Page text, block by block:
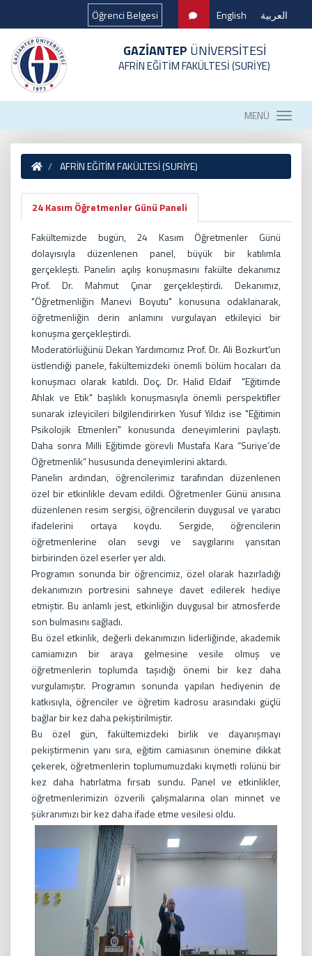
Öğrenci Belgesi English العربية
GAZİANTEP ÜNİVERSİTESİ
AFRİN EĞİTİM FAKÜLTESİ (SURİYE)
MENÜ
AFRİN EĞİTİM FAKÜLTESİ (SURİYE)
24 Kasım Öğretmenler Günü Paneli
Fakültemizde bugün, 24 Kasım Öğretmenler Günü
dolayısıyla düzenlenen panel, büyük bir katılımla
gerçekleşti. Panelin açılış konuşmasını fakülte dekanımız
Prof. Dr. Mahmut Çınar gerçekleştirdi. Dekanımız,
"Öğretmenliğin Manevi Boyutu" konusuna odaklanarak,
öğretmenliğin derin anlamını vurgulayan etkileyici bir
konuşma gerçekleştirdi.
Moderatörlüğünü Dekan Yardımcımız Prof. Dr. Ali Bozkurt'un
üstlendiği panele, fakültemizdeki önemli bölüm hocaları da
konuşmacı olarak katıldı. Doç. Dr. Halid Eldaif "Eğitimde
Ahlak ve Etik" başlıklı konuşmasıyla önemli perspektifler
sunarak izleyicileri bilgilendirirken Yusuf Yıldız ise "Eğitimin
Psikolojik Etmenleri" konusunda deneyimlerini paylaştı.
Daha sonra Milli Eğitimde görevli Mustafa Kara “Suriye’de
Öğretmenlik” hususunda deneyimlerini aktardı.
Panelin ardından, öğrencilerimiz tarafından düzenlenen
özel bir etkinlikle devam edildi. Öğretmenler Günü anısına
düzenlenen resim sergisi, öğrencilerin duygusal ve yaratıcı
ifadelerini ortaya koydu. Sergide, öğrencilerin
öğretmenlerine olan sevgi ve saygılarını yansıtan
birbirinden özel eserler yer aldı.
Programın sonunda bir öğrencimiz, özel olarak hazırladığı
dekanımızın portresini sahneye davet edilerek hediye
etmiştir. Bu anlamlı jest, etkinliğin duygusal bir atmosferde
son bulmasını sağladı.
Bu özel etkinlik, değerli dekanımızın liderliğinde, akademik
camiamızın bir araya gelmesine vesile olmuş ve
öğretmenlerin toplumda taşıdığı önemi bir kez daha
vurgulamıştır. Programın sonunda yapılan hediyenin de
katkısıyla, öğrenciler ve öğretim kadrosu arasındaki güçlü
bağlar bir kez daha pekiştirilmiştir.
Bu özel gün, fakültemizdeki birlik ve dayanışmayı
pekiştirmenin yanı sıra, eğitim camiasının önemine dikkat
çekerek, öğretmenlerin toplumumuzdaki kıymetli rolünü bir
kez daha hatırlatma fırsatı sundu. Panel ve etkinlikler,
öğretmenlerimizin özverili çalışmalarına olan minnet ve
şükranımızı bir kez daha ifade etme vesilesi oldu.